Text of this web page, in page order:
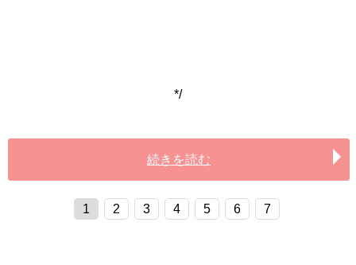
*/
続きを読む
1 2 3 4 5 6 7